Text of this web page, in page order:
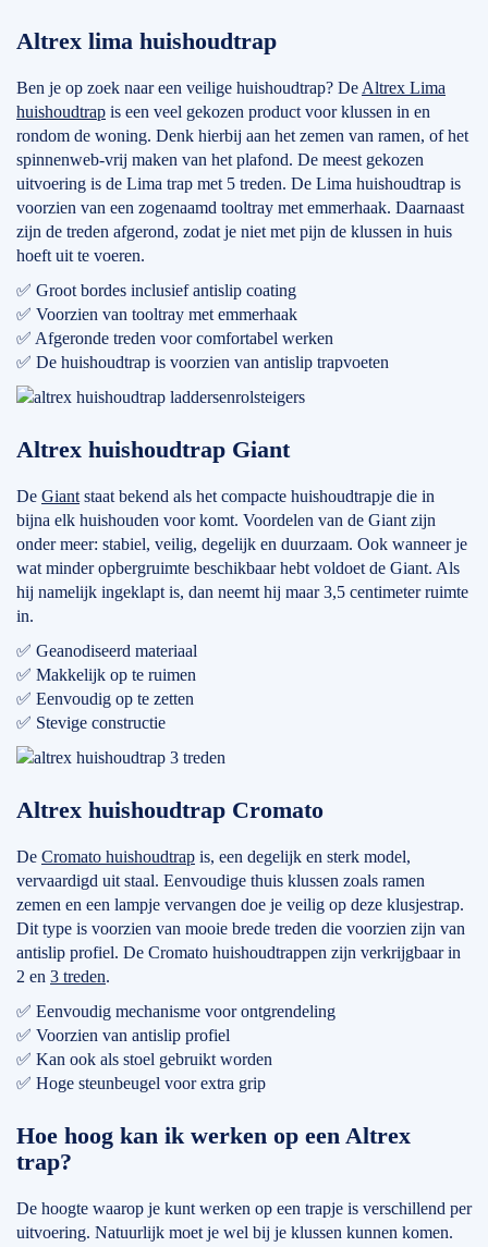
Altrex lima huishoudtrap
Ben je op zoek naar een veilige huishoudtrap? De Altrex Lima
huishoudtrap is een veel gekozen product voor klussen in en
rondom de woning. Denk hierbij aan het zemen van ramen, of het
spinnenweb-vrij maken van het plafond. De meest gekozen
uitvoering is de Lima trap met 5 treden. De Lima huishoudtrap is
voorzien van een zogenaamd tooltray met emmerhaak. Daarnaast
zijn de treden afgerond, zodat je niet met pijn de klussen in huis
hoeft uit te voeren.
✅ Groot bordes inclusief antislip coating
✅ Voorzien van tooltray met emmerhaak
✅ Afgeronde treden voor comfortabel werken
✅ De huishoudtrap is voorzien van antislip trapvoeten
Altrex huishoudtrap Giant
De Giant staat bekend als het compacte huishoudtrapje die in
bijna elk huishouden voor komt. Voordelen van de Giant zijn
onder meer: stabiel, veilig, degelijk en duurzaam. Ook wanneer je
wat minder opbergruimte beschikbaar hebt voldoet de Giant. Als
hij namelijk ingeklapt is, dan neemt hij maar 3,5 centimeter ruimte
in.
✅ Geanodiseerd materiaal
✅ Makkelijk op te ruimen
✅ Eenvoudig op te zetten
✅ Stevige constructie
Altrex huishoudtrap Cromato
De Cromato huishoudtrap is, een degelijk en sterk model,
vervaardigd uit staal. Eenvoudige thuis klussen zoals ramen
zemen en een lampje vervangen doe je veilig op deze klusjestrap.
Dit type is voorzien van mooie brede treden die voorzien zijn van
antislip profiel. De Cromato huishoudtrappen zijn verkrijgbaar in
2 en 3 treden.
✅ Eenvoudig mechanisme voor ontgrendeling
✅ Voorzien van antislip profiel
✅ Kan ook als stoel gebruikt worden
✅ Hoge steunbeugel voor extra grip
Hoe hoog kan ik werken op een Altrex
trap?
De hoogte waarop je kunt werken op een trapje is verschillend per
uitvoering. Natuurlijk moet je wel bij je klussen kunnen komen.